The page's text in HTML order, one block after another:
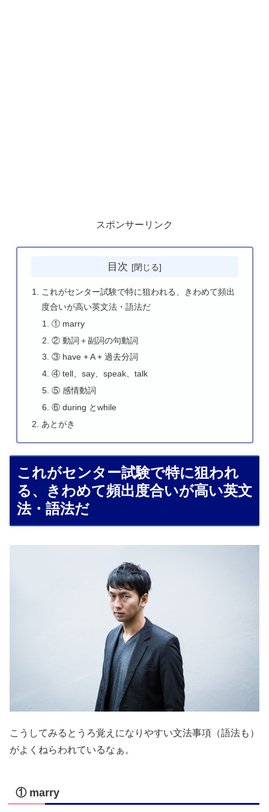
スポンサーリンク
目次
これがセンター試験で特に狙われる、きわめて頻出
度合いが高い英文法・語法だ
① marry
② 動詞＋副詞の句動詞
③ have + A + 過去分詞
④ tell、say、speak、talk
⑤ 感情動詞
⑥ during とwhile
あとがき
これがセンター試験で特に狙われ
る、きわめて頻出度合いが高い英文
法・語法だ
こうしてみるとうろ覚えになりやすい文法事項（語法も）
がよくねらわれているなぁ。
① marry